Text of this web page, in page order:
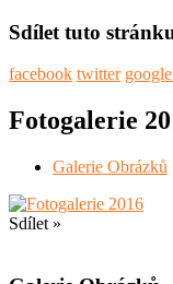
Sdílet tuto
facebook twitter
Fotogalerie
Galerie Obrázků
Sdílet »